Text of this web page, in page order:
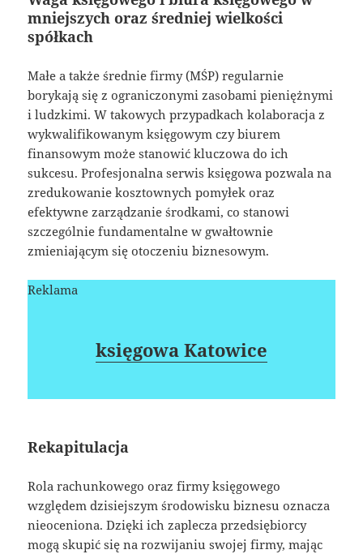
mniejszych oraz średniej wielkości
spółkach
Małe a także średnie firmy (MŚP) regularnie
borykają się z ograniczonymi zasobami pieniężnymi
i ludzkimi. W takowych przypadkach kolaboracja z
wykwalifikowanym księgowym czy biurem
finansowym może stanowić kluczowa do ich
sukcesu. Profesjonalna serwis księgowa pozwala na
zredukowanie kosztownych pomyłek oraz
efektywne zarządzanie środkami, co stanowi
szczególnie fundamentalne w gwałtownie
zmieniającym się otoczeniu biznesowym.
Reklama
księgowa Katowice
Rekapitulacja
Rola rachunkowego oraz firmy księgowego
względem dzisiejszym środowisku biznesu oznacza
nieoceniona. Dzięki ich zaplecza przedsiębiorcy
mogą skupić się na rozwijaniu swojej firmy, mając